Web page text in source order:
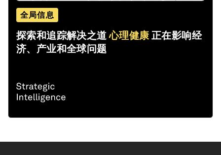
全局信息
探索和追踪解决之道 心理健康 正在影响经
济、产业和全球问题